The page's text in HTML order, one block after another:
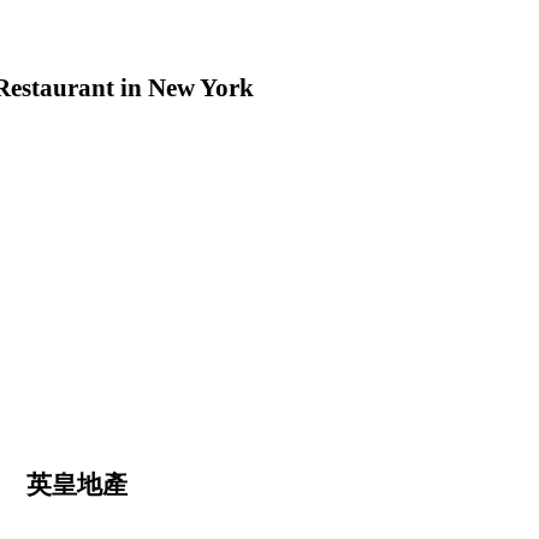
in New York
英皇地產